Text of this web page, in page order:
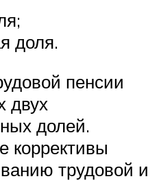
доля.
пенсии
двух
долей.
коррективы
трудовой и